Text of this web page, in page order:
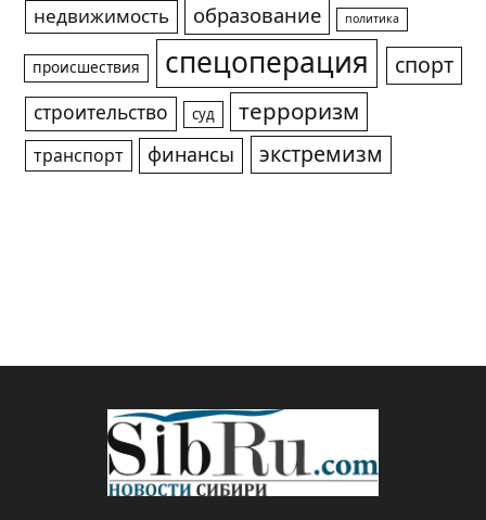
недвижимость
образование политика
происшествия спецоперация спорт
строительство суд терроризм
транспорт финансы экстремизм